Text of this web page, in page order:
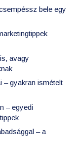
bele egy
avagy
– gyakran ismételt
– egyedi
– a